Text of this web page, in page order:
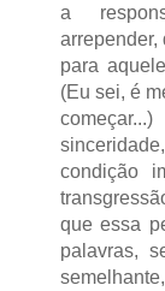
a
arrepender,
para
(Eu sei, é
condição
que essa
palavras,